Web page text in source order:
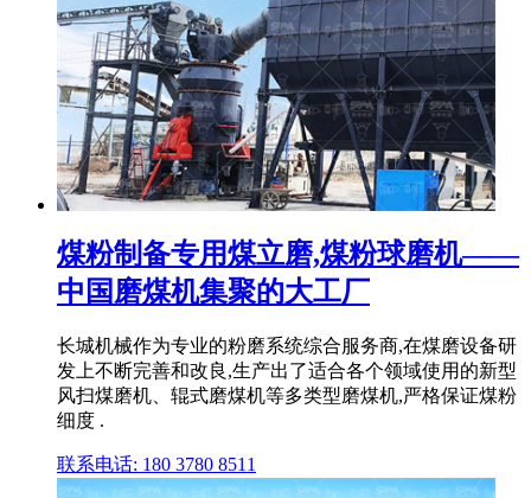
煤粉制备专用煤立磨,煤粉球磨机——
中国磨煤机集聚的大工厂
长城机械作为专业的粉磨系统综合服务商,在煤磨设备研
发上不断完善和改良,生产出了适合各个领域使用的新型
风扫煤磨机、辊式磨煤机等多类型磨煤机,严格保证煤粉
细度 .
联系电话: 180 3780 8511